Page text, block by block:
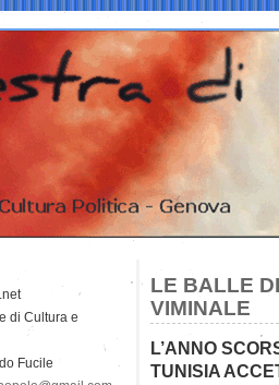
LE BALLE
VIMINALE
L’ANNO
TUNISIA
di Cultura e
Fucile